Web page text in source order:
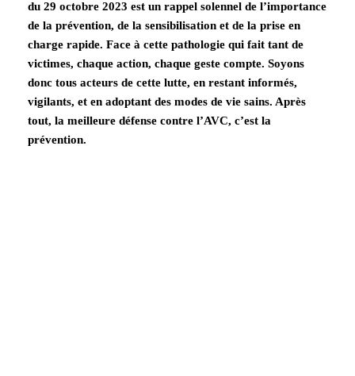
du 29 octobre 2023 est un rappel solennel de l’importance
de la prévention, de la sensibilisation et de la prise en
charge rapide. Face à cette pathologie qui fait tant de
victimes, chaque action, chaque geste compte. Soyons
donc tous acteurs de cette lutte, en restant informés,
vigilants, et en adoptant des modes de vie sains. Après
tout, la meilleure défense contre l’AVC, c’est la
prévention.